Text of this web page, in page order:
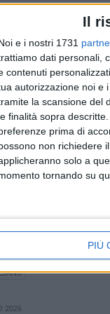
Il
e i nostri 1731
dati personali,
contenuti
autorizzazione noi e
la scansione del
finalità sopra
prima di
non richiedere
solo a
tornando su
PIÙ
svolti
gestito
acclarare che lo
palazzo di via
sequestro
di Trento nella
dalle
costituisce un
e delle famiglie
del
paesaggio per le
Bisceglie, ove sarà
culturale, di
2026